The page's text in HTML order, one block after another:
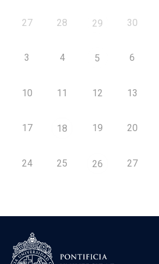
27 28 29 30
3 4 5 6
10 11 12 13
17 18 19 20
24 25 26 27